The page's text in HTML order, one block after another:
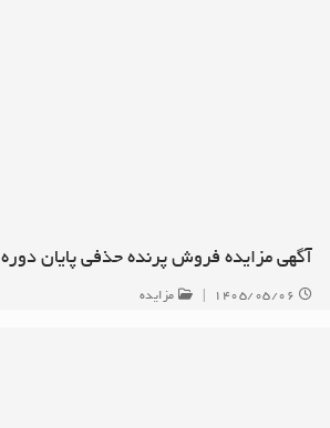
آگهی مزایده فروش پرنده حذفی پایان دوره
۱۴۰۵/۰۵/۰۶ مزایده